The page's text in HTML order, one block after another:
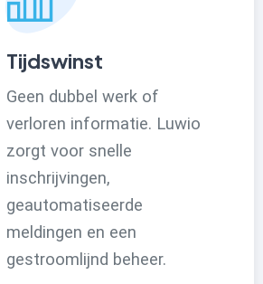
Tijdswinst
Geen dubbel werk of
verloren informatie. Luwio
zorgt voor snelle
inschrijvingen,
geautomatiseerde
meldingen en een
gestroomlijnd beheer.